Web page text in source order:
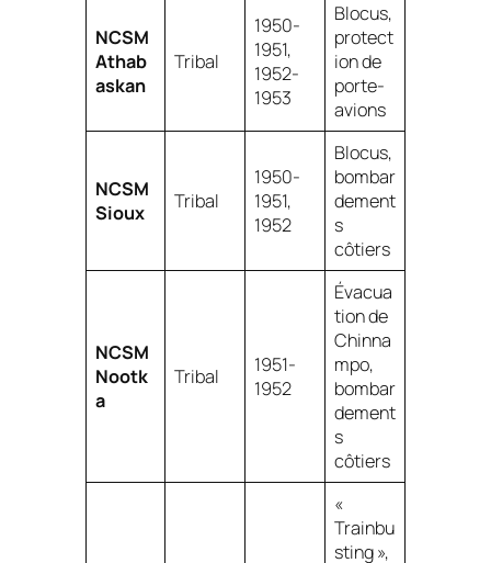
NCSM
Athab
askan
Tribal
1950-
1951,
1952-
1953
Blocus,
protect
ion de
porte-
avions
NCSM
Sioux
Tribal
1950-
1951,
1952
Blocus,
bombar
dement
s
côtiers
NCSM
Nootk
a
Tribal
1951-
1952
Évacua
tion de
Chinna
mpo,
bombar
dement
s
côtiers
«
Trainbu
sting »,